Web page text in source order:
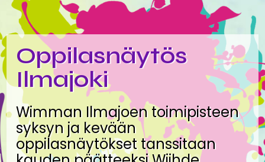
Oppilasnäytös
Ilmajoki
Wimman Ilmajoen toimipisteen
syksyn ja kevään
oppilasnäytökset tanssitaan